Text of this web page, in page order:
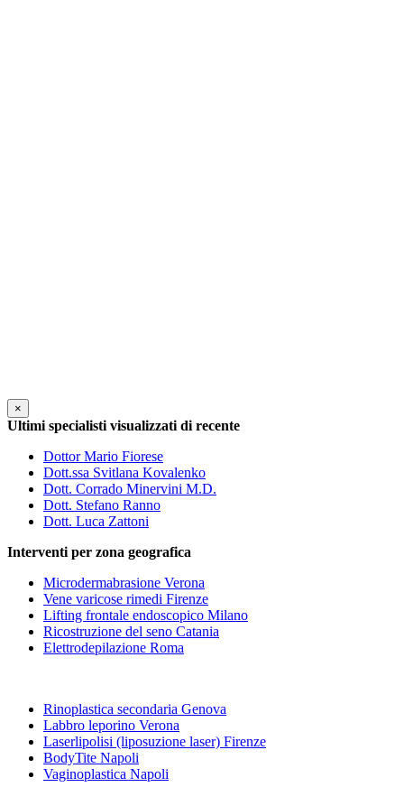
×
Ultimi specialisti visualizzati di recente
Dottor Mario Fiorese
Dott.ssa Svitlana Kovalenko
Dott. Corrado Minervini M.D.
Dott. Stefano Ranno
Dott. Luca Zattoni
Interventi per zona geografica
Microdermabrasione Verona
Vene varicose rimedi Firenze
Lifting frontale endoscopico Milano
Ricostruzione del seno Catania
Elettrodepilazione Roma
Rinoplastica secondaria Genova
Labbro leporino Verona
Laserlipolisi (liposuzione laser) Firenze
BodyTite Napoli
Vaginoplastica Napoli